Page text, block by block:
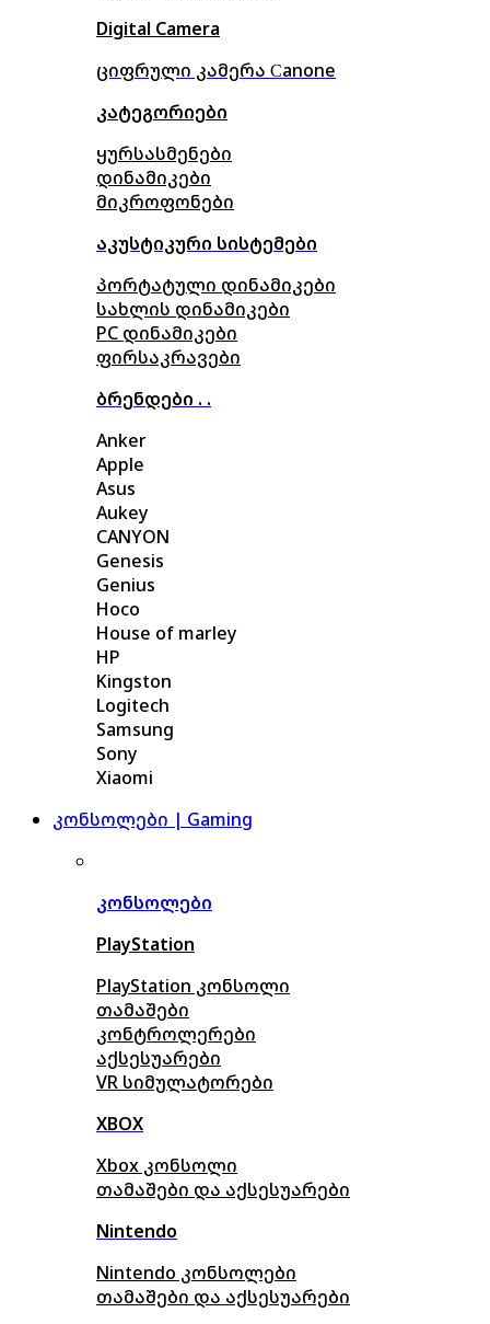
Digital Camera
ციფრული კამერა Сanone
კატეგორიები
ყურსასმენები
დინამიკები
მიკროფონები
აკუსტიკური სისტემები
პორტატული დინამიკები
სახლის დინამიკები
PC დინამიკები
ფირსაკრავები
ბრენდები . .
Anker
Apple
Asus
Aukey
CANYON
Genesis
Genius
Hoco
House of marley
HP
Kingston
Logitech
Samsung
Sony
Xiaomi
კონსოლები | Gaming
კონსოლები
PlayStation
PlayStation კონსოლი
თამაშები
კონტროლერები
აქსესუარები
VR სიმულატორები
XBOX
Xbox კონსოლი
თამაშები და აქსესუარები
Nintendo
Nintendo კონსოლები
თამაშები და აქსესუარები